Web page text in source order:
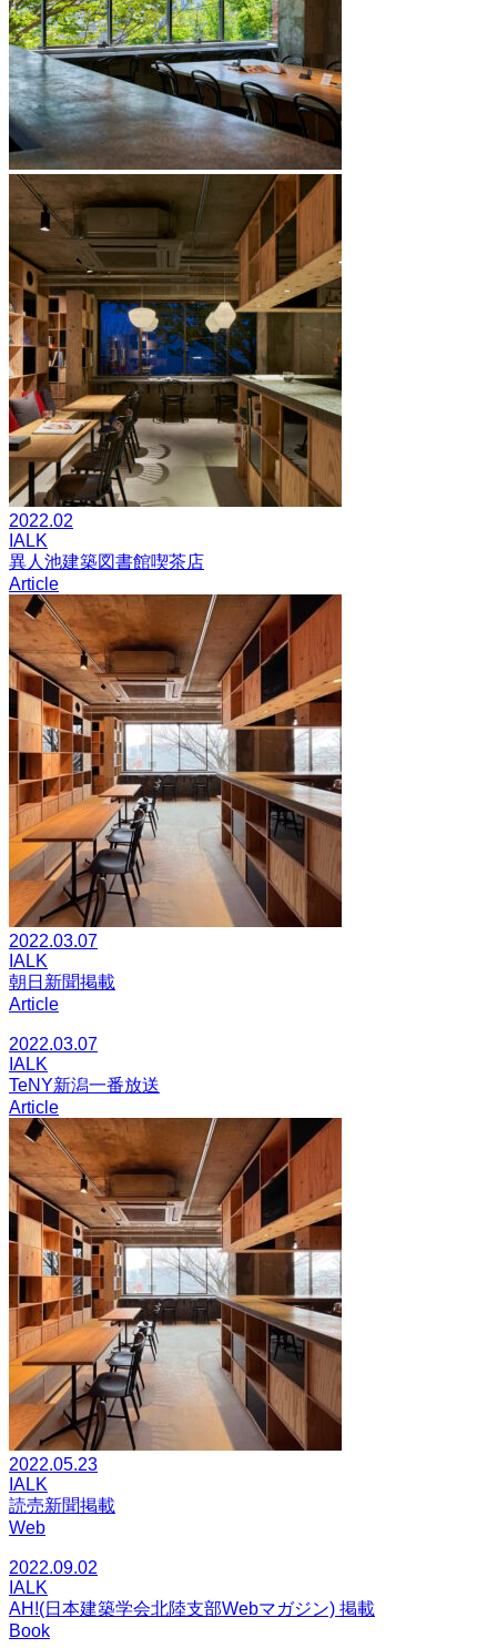
2022.02
IALK
異人池建築図書館喫茶店
Article
2022.03.07
IALK
朝日新聞掲載
Article
2022.03.07
IALK
TeNY新潟一番放送
Article
2022.05.23
IALK
読売新聞掲載
Web
2022.09.02
IALK
AH!(日本建築学会北陸支部Webマガジン) 掲載
Book